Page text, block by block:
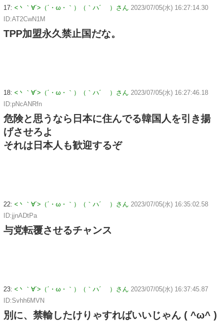
17: <丶｀∀´>（´・ω・｀）（｀ハ´ ）さん 2023/07/05(水) 16:27:14.30
ID:AT2CwN1M
TPP加盟永久禁止国だな。
18: <丶｀∀´>（´・ω・｀）（｀ハ´ ）さん 2023/07/05(水) 16:27:46.18
ID:pNcANRfn
危険と思うなら日本に住んでる韓国人を引き揚
げさせろよ
それは日本人も歓迎するぞ
22: <丶｀∀´>（´・ω・｀）（｀ハ´ ）さん 2023/07/05(水) 16:35:02.58
ID:jjnADtPa
与党転覆させるチャンス
23: <丶｀∀´>（´・ω・｀）（｀ハ´ ）さん 2023/07/05(水) 16:37:45.87
ID:Svhh6MVN
別に、禁輸したけりゃすればいいじゃん ( ^ω^ )